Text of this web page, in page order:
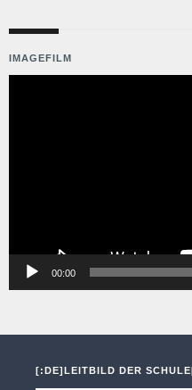
IMAGEFILM
00:00
[:DE]LEITBILD DER